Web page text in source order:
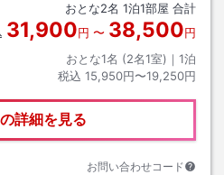
おとな2名 1泊1部屋 合計
31,900円 〜 38,500円
おとな1名 (2名1室)｜ 1泊
税込 15,950円〜19,250円
詳細を見る
お問い合わせコード